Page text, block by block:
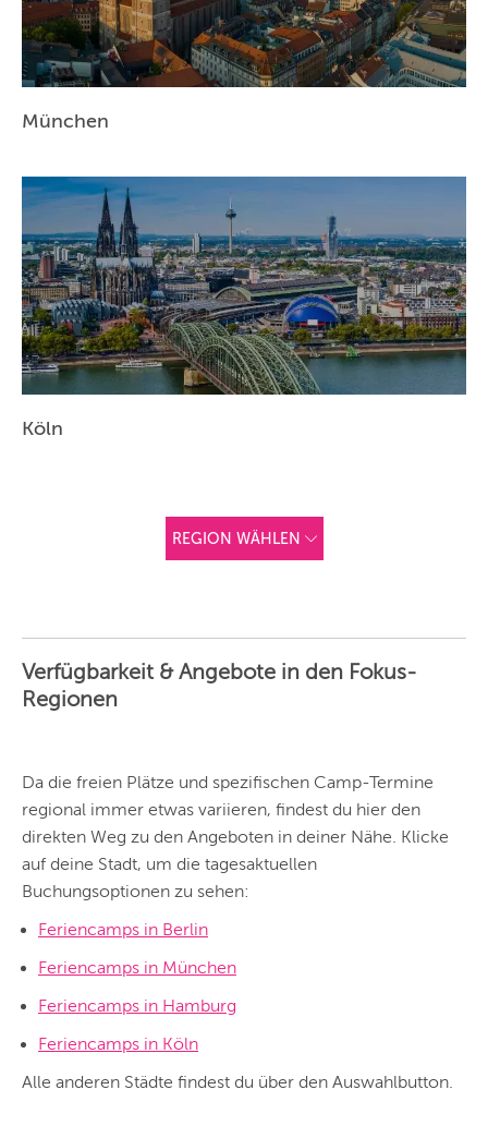
München
Köln
REGION WÄHLEN
Vorschlag basierend
Hier findest du vor
allem Online-
MÜNCHEN
FRANKFURT
KÖLN
Verfügbarkeit & Angebote in den Fokus-
Regionen
Da die freien Plätze und spezifischen Camp-Termine
regional immer etwas variieren, findest du hier den
direkten Weg zu den Angeboten in deiner Nähe. Klicke
auf deine Stadt, um die tagesaktuellen
Buchungsoptionen zu sehen:
Feriencamps in Berlin
Feriencamps in München
Feriencamps in Hamburg
Feriencamps in Köln
Alle anderen Städte findest du über den Auswahlbutton.